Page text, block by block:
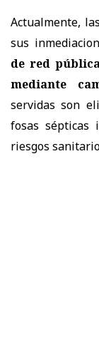
Actualmente,
sus
de red
mediante
servidas son
fosas sépticas
riesgos